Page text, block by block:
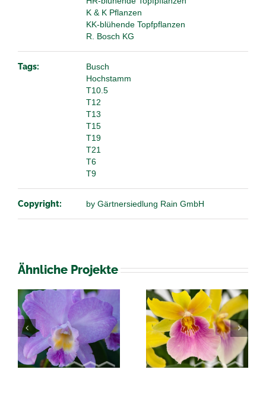
K & K Pflanzen
KK-blühende Topfpflanzen
R. Bosch KG
Tags:
Busch
Hochstamm
T10.5
T12
T13
T15
T19
T21
T6
T9
Copyright: by Gärtnersiedlung Rain GmbH
Ähnliche Projekte
Miltonia Hybriden Begonia elatior